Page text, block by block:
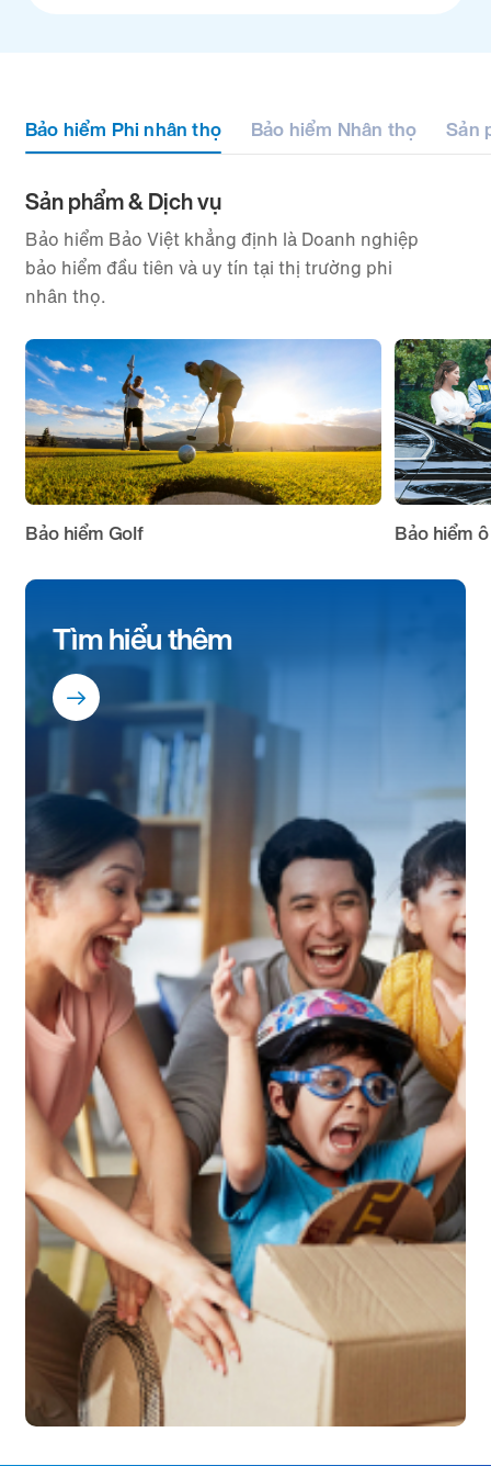
Bảo hiểm Phi nhân thọ Bảo hiểm Nhân thọ Sản
Sản phẩm & Dịch vụ
Bảo hiểm Bảo Việt khẳng định là Doanh nghiệp
bảo hiểm đầu tiên và uy tín tại thị trường phi
nhân thọ.
Bảo hiểm Golf Bảo hiểm
Tìm hiểu thêm